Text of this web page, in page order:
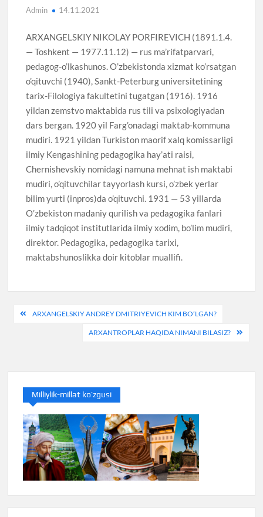
Admin 14.11.2021
ARXANGELSKIY NIKOLAY PORFIREVICH (1891.1.4.
— Toshkent — 1977.11.12) — rus ma’rifatparvari,
pedagog-o’lkashunos. O’zbekistonda xizmat ko’rsatgan
o’qituvchi (1940), Sankt-Peterburg universitetining
tarix-Filologiya fakultetini tugatgan (1916). 1916
yildan zemstvo maktabida rus tili va psixologiyadan
dars bergan. 1920 yil Farg’onadagi maktab-kommuna
mudiri. 1921 yildan Turkiston maorif xalq komissarligi
ilmiy Kengashining pedagogika hay’ati raisi,
Chernishevskiy nomidagi namuna mehnat ish maktabi
mudiri, o’qituvchilar tayyorlash kursi, o’zbek yerlar
bilim yurti (inpros)da o’qituvchi. 1931 — 53 yillarda
O’zbekiston madaniy qurilish va pedagogika fanlari
ilmiy tadqiqot institutlarida ilmiy xodim, bo’lim mudiri,
direktor. Pedagogika, pedagogika tarixi,
maktabshunoslikka doir kitoblar muallifi.
PostARXANGELSKIY ANDREY DMITRIYEVICH KIM BO’LGAN?
ARXANTROPLAR HAQIDA NIMANI BILASIZ?
Milliylik-millat ko’zgusi